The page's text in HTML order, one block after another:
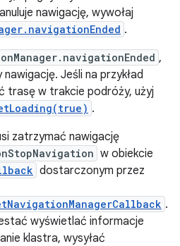
nawigację, wywołaj
.
,
Jeśli na przykład
trasę w trakcie podróży, użyj
.
zatrzymać nawigację
w obiekcie
dostarczonym przez
.
wyświetlać informacje
klastra, wysyłać